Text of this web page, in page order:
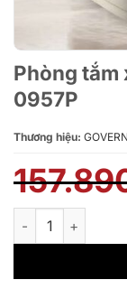
Phòng tắm
0957P
Thương hiệu: GOVERN
Phòng tắm xông